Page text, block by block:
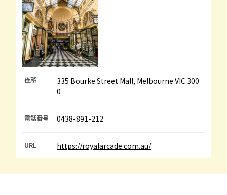
住所
335 Bourke Street Mall, Melbourne VIC 300
0
電話番号 0438-891-212
URL https://royalarcade.com.au/